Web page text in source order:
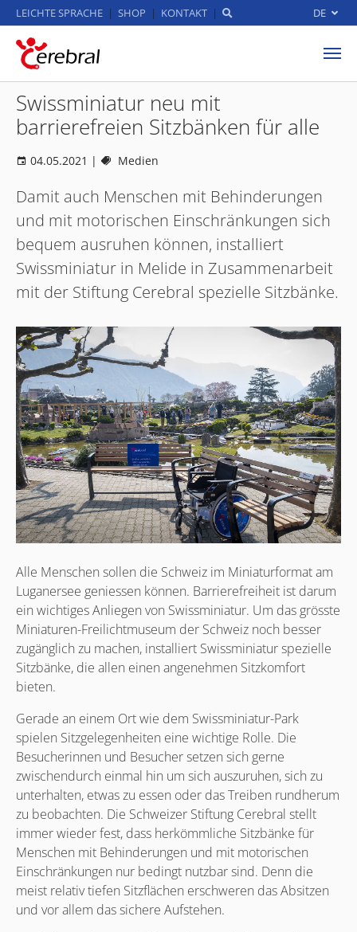
LEICHTE SPRACHE SHOP KONTAKT DE
Swissminiatur neu mit
barrierefreien Sitzbänken für alle
04.05.2021 | Medien
Damit auch Menschen mit Behinderungen
und mit motorischen Einschränkungen sich
bequem ausruhen können, installiert
Swissminiatur in Melide in Zusammenarbeit
mit der Stiftung Cerebral spezielle Sitzbänke.
Alle Menschen sollen die Schweiz im Miniaturformat am
Luganersee geniessen können. Barrierefreiheit ist darum
ein wichtiges Anliegen von Swissminiatur. Um das grösste
Miniaturen-Freilichtmuseum der Schweiz noch besser
zugänglich zu machen, installiert Swissminiatur spezielle
Sitzbänke, die allen einen angenehmen Sitzkomfort
bieten.
Gerade an einem Ort wie dem Swissminiatur-Park
spielen Sitzgelegenheiten eine wichtige Rolle. Die
Besucherinnen und Besucher setzen sich gerne
zwischendurch einmal hin um sich auszuruhen, sich zu
unterhalten, etwas zu essen oder das Treiben rundherum
zu beobachten. Die Schweizer Stiftung Cerebral stellt
immer wieder fest, dass herkömmliche Sitzbänke für
Menschen mit Behinderungen und mit motorischen
Einschränkungen nur bedingt nutzbar sind. Denn die
meist relativ tiefen Sitzflächen erschweren das Absitzen
und vor allem das sichere Aufstehen.